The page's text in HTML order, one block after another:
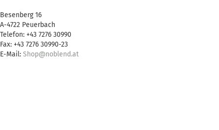
Besenberg 16
A-4722 Peuerbach
Telefon: +43 7276 30990
Fax: +43 7276 30990-23
E-Mail: Shop@noblend.at